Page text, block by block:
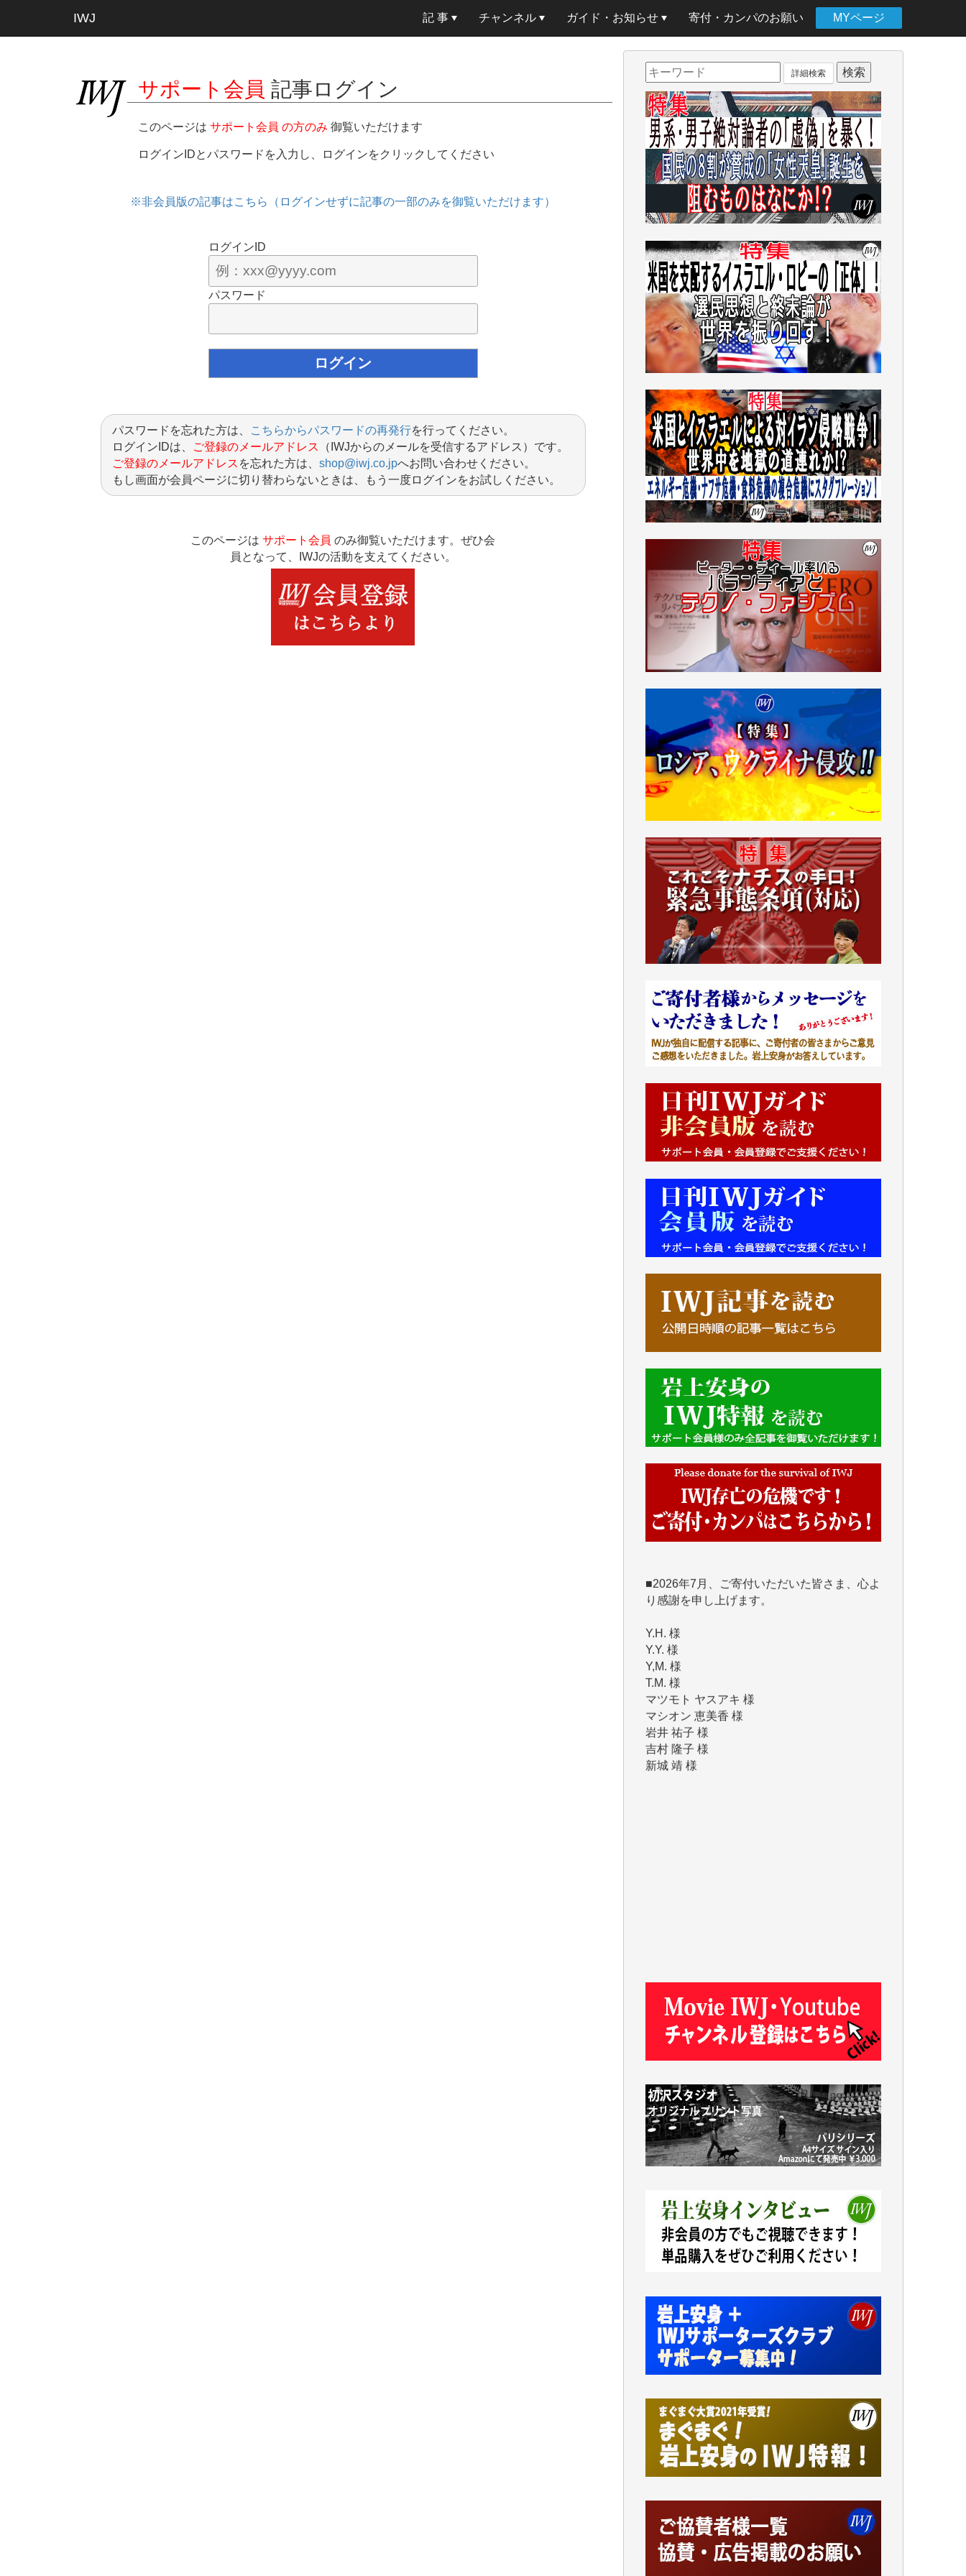
IWJ 記 事 チャンネル ガイド・お知らせ 寄付・カンパのお願い MYページ
サポート会員 記事ログイン
このページは サポート会員 の方のみ 御覧いただけます
ログインIDとパスワードを入力し、ログインをクリックしてください
※非会員版の記事はこちら（ログインせずに記事の一部のみを御覧いただけます）
ログインID
パスワード
パスワードを忘れた方は、 こちらからパスワードの再発行を行ってください。
ログインIDは、
ご登録のメールアドレス （IWJからのメールを受信するアドレス）です。
ご登録のメールアドレス を忘れた方は、 shop@iwj.co.jpへお問い合わせください。
もし画面が会員ページに切り替わらないときは、もう一度ログインをお試しください。
このページは サポート会員 のみ御覧いただけます。ぜひ会
員となって、IWJの活動を支えてください。
詳細検索
■■■■■■
より、たくさんの応援のメッセージが届いて
います。感謝を込めて、その一部をここにご
紹介いたします。
■■■■■■
Y.H. 様
Y,M. 様
T.M. 様
マツモト ヤスアキ 様
マシオン 恵美香 様
岩井 祐子 様
吉村 隆子 様
新城 靖 様
青木 要 様
T.Y. 様
山本賢二 様
吉住俊昭 様
徳山匡 様
金 盛起 様
井出 隆太 様
及川昭男 様
岩井祐子 様
藤田英之 様
藤岡比左志 様
井出 隆太 様
アオキカナメ 様
諸般の事情によりIWJ会費払えず今は非会員
です。市民側に立つ講演会にIWJのカメラマ
ンをよく拝見しております。コンテンツが失
お役立てください。（H.O.様）
今日、僅かですがカンパしました。（T.M.
様）
機を乗り切るには到底及ばない額ですが病気
の妻を抱えている私にとっては精一杯のカン
パです。
かねてよりIWJが発してきた膨大な取材記事
や解説記事、そして各界の方々とのインタビ
ューは大袈裟ではなく、極めて重要な知的財
Windows7の頃はIWJの動画もRealPlayerで録
画できて、かなりの動画をDVDに焼きこんで
保存していました。
しかし、それが出来なくなって以降はExcelな